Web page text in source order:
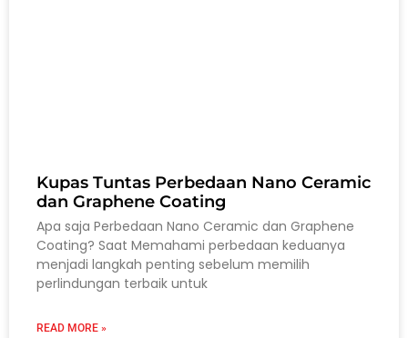
Kupas Tuntas Perbedaan Nano Ceramic
dan Graphene Coating
Apa saja Perbedaan Nano Ceramic dan Graphene
Coating? Saat Memahami perbedaan keduanya
menjadi langkah penting sebelum memilih
perlindungan terbaik untuk
READ MORE »